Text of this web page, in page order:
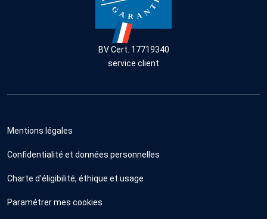
BV Cert. 17719340
service client
Mentions légales
Confidentialité et données personnelles
Charte d'éligibilité, éthique et usage
Paramétrer mes cookies